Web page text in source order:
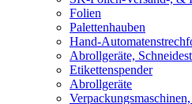
Folien
Palettenhauben
Hand-
Abrollgeräte,
Etikettenspender
Abrollgeräte